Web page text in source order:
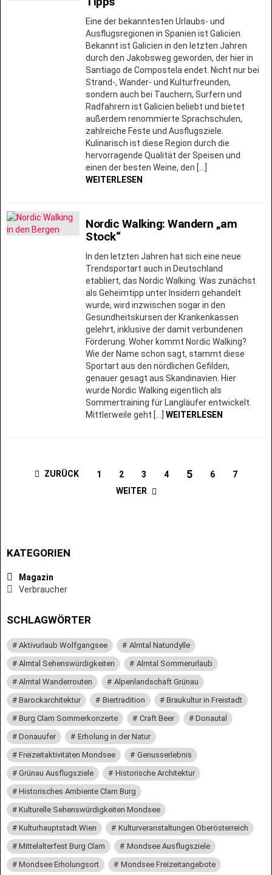
Eine der bekanntesten Urlaubs- und
Ausflugsregionen in Spanien ist Galicien.
Bekannt ist Galicien in den letzten Jahren
durch den Jakobsweg geworden, der hier in
Santiago de Compostela endet. Nicht nur bei
Strand-, Wander- und Kulturfreunden,
sondern auch bei Tauchern, Surfern und
Radfahrern ist Galicien beliebt und bietet
außerdem renommierte Sprachschulen,
zahlreiche Feste und Ausflugsziele.
Kulinarisch ist diese Region durch die
hervorragende Qualität der Speisen und
einen der besten Weine, den […]
WEITERLESEN
Nordic Walking: Wandern „am
Stock“
In den letzten Jahren hat sich eine neue
Trendsportart auch in Deutschland
etabliert, das Nordic Walking. Was zunächst
als Geheimtipp unter Insidern gehandelt
wurde, wird inzwischen sogar in den
Gesundheitskursen der Krankenkassen
gelehrt, inklusive der damit verbundenen
Förderung. Woher kommt Nordic Walking?
Wie der Name schon sagt, stammt diese
Sportart aus den nördlichen Gefilden,
genauer gesagt aus Skandinavien. Hier
wurde Nordic Walking eigentlich als
Sommertraining für Langläufer entwickelt.
Mittlerweile geht […] WEITERLESEN
ZURÜCK 1 2 3 4 5 6
7
WEITER
KATEGORIEN
Magazin
Verbraucher
SCHLAGWÖRTER
Aktivurlaub Wolfgangsee
Almtal Naturidylle
Almtal Sehenswürdigkeiten
Almtal Sommerurlaub
Almtal Wanderrouten
Alpenlandschaft Grünau
Barockarchitektur
Biertradition
Braukultur in Freistadt
Burg Clam Sommerkonzerte
Craft Beer
Donautal
Donauufer
Erholung in der Natur
Freizeitaktivitäten Mondsee
Genusserlebnis
Grünau Ausflugsziele
Historische Architektur
Historisches Ambiente Clam Burg
Kulturelle Sehenswürdigkeiten Mondsee
Kulturhauptstadt Wien
Kulturveranstaltungen Oberösterreich
Mittelalterfest Burg Clam
Mondsee Ausflugsziele
Mondsee Erholungsort
Mondsee Freizeitangebote